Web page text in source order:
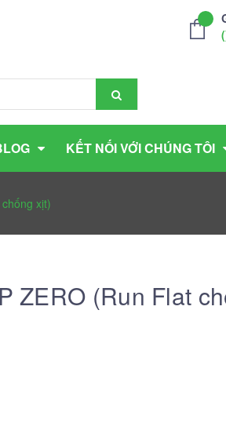
(
KẾT NỐI VỚI CHÚNG TÔI
xịt)
ZERO (Run Flat